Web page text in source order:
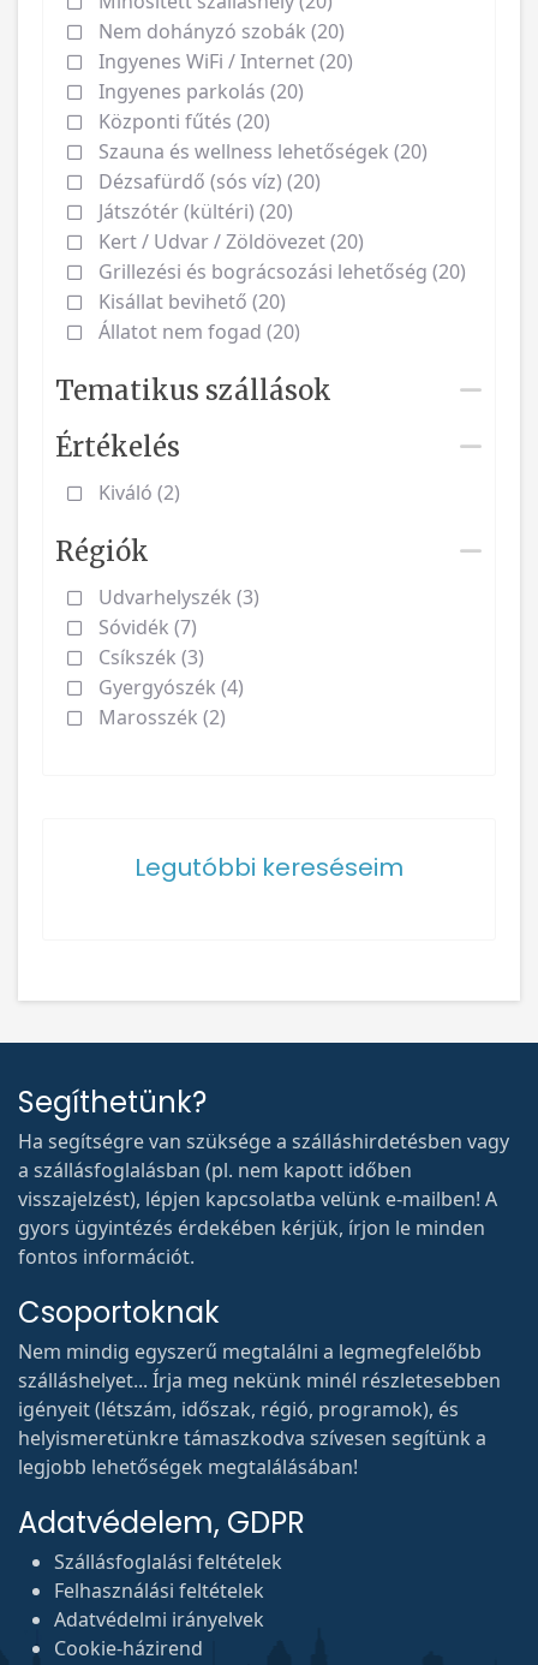
Nem dohányzó szobák (20)
Ingyenes WiFi / Internet (20)
Ingyenes parkolás (20)
Központi fűtés (20)
Szauna és wellness lehetőségek (20)
Dézsafürdő (sós víz) (20)
Játszótér (kültéri) (20)
Kert / Udvar / Zöldövezet (20)
Grillezési és bográcsozási lehetőség (20)
Kisállat bevihető (20)
Állatot nem fogad (20)
Tematikus szállások
Értékelés
Kiváló (2)
Régiók
Udvarhelyszék (3)
Sóvidék (7)
Csíkszék (3)
Gyergyószék (4)
Marosszék (2)
Legutóbbi kereséseim
Segíthetünk?
Ha segítségre van szüksége a szálláshirdetésben vagy
a szállásfoglalásban (pl. nem kapott időben
visszajelzést), lépjen kapcsolatba velünk e-mailben! A
gyors ügyintézés érdekében kérjük, írjon le minden
fontos információt.
Csoportoknak
Nem mindig egyszerű megtalálni a legmegfelelőbb
szálláshelyet... Írja meg nekünk minél részletesebben
igényeit (létszám, időszak, régió, programok), és
helyismeretünkre támaszkodva szívesen segítünk a
legjobb lehetőségek megtalálásában!
Adatvédelem, GDPR
Szállásfoglalási feltételek
Felhasználási feltételek
Adatvédelmi irányelvek
Cookie-házirend